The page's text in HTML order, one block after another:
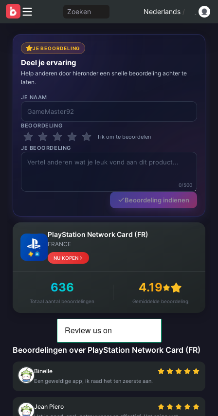
Zoeken Nederlands /
JE BEOORDELING
Deel je ervaring
Help anderen door hieronder een snelle beoordeling achter te
laten.
JE NAAM
BEOORDELING
Tik om te beoordelen
JE BEOORDELING
0/500
Beoordeling indienen
PlayStation Network Card (FR)
FRANCE
NU KOPEN
636
Totaal aantal beoordelingen
4.19
Gemiddelde beoordeling
Beoordelingen over PlayStation Network Card (FR)
Binelle
Een geweldige app, ik raad het ten zeerste aan.
Jean Piero